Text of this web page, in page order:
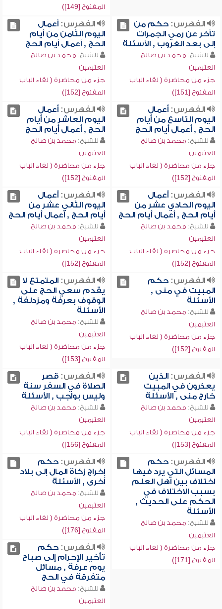
المفتوح [149])
الفهرس:حكم من
تأخر عن رمي الجمرات
إلى بعد الغروب , الأسئلة
للشيخ: محمد بن صالح
العثيمين
جزء من محاضرة ( لقاء الباب
المفتوح [151])
الفهرس:أعمال
اليوم الثامن من أيام
الحج , أعمال أيام الحج
للشيخ: محمد بن صالح
العثيمين
جزء من محاضرة ( لقاء الباب
المفتوح [152])
الفهرس:أعمال
اليوم التاسع من أيام
الحج , أعمال أيام الحج
للشيخ: محمد بن صالح
العثيمين
جزء من محاضرة ( لقاء الباب
المفتوح [152])
الفهرس:أعمال
اليوم العاشر من أيام
الحج , أعمال أيام الحج
للشيخ: محمد بن صالح
العثيمين
جزء من محاضرة ( لقاء الباب
المفتوح [152])
الفهرس:أعمال
اليوم الحادي عشر من
أيام الحج , أعمال أيام الحج
للشيخ: محمد بن صالح
العثيمين
جزء من محاضرة ( لقاء الباب
المفتوح [152])
الفهرس:أعمال
اليوم الثاني عشر من
أيام الحج , أعمال أيام الحج
للشيخ: محمد بن صالح
العثيمين
جزء من محاضرة ( لقاء الباب
المفتوح [152])
الفهرس:حكم
المبيت في منى ,
الأسئلة
للشيخ: محمد بن صالح
العثيمين
جزء من محاضرة ( لقاء الباب
المفتوح [152])
الفهرس:المتمتع لا
يقدم سعي الحج على
الوقوف بعرفة ومزدلفة ,
الأسئلة
للشيخ: محمد بن صالح
العثيمين
جزء من محاضرة ( لقاء الباب
المفتوح [153])
الفهرس:الذين
يعذرون في المبيت
خارج منى , الأسئلة
للشيخ: محمد بن صالح
العثيمين
جزء من محاضرة ( لقاء الباب
المفتوح [153])
الفهرس:قصر
الصلاة في السفر سنة
وليس بواجب , الأسئلة
للشيخ: محمد بن صالح
العثيمين
جزء من محاضرة ( لقاء الباب
المفتوح [156])
الفهرس:حكم
المسائل التي يرد فيها
اختلاف بين أهل العلم
بسبب الاختلاف في
الحكم على الحديث ,
الأسئلة
للشيخ: محمد بن صالح
العثيمين
جزء من محاضرة ( لقاء الباب
المفتوح [171])
الفهرس:حكم
إخراج زكاة المال إلى بلاد
أخرى , الأسئلة
للشيخ: محمد بن صالح
العثيمين
جزء من محاضرة ( لقاء الباب
المفتوح [176])
الفهرس:حكم
تأخير الإحرام إلى صباح
يوم عرفة , مسائل
متفرقة في الحج
للشيخ: محمد بن صالح
العثيمين